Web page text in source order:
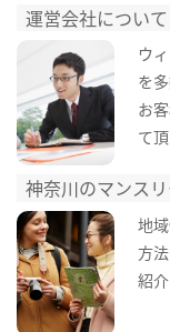
運営会社について
ウ
を
お
て頂
神奈川のマンス
地
方
紹介